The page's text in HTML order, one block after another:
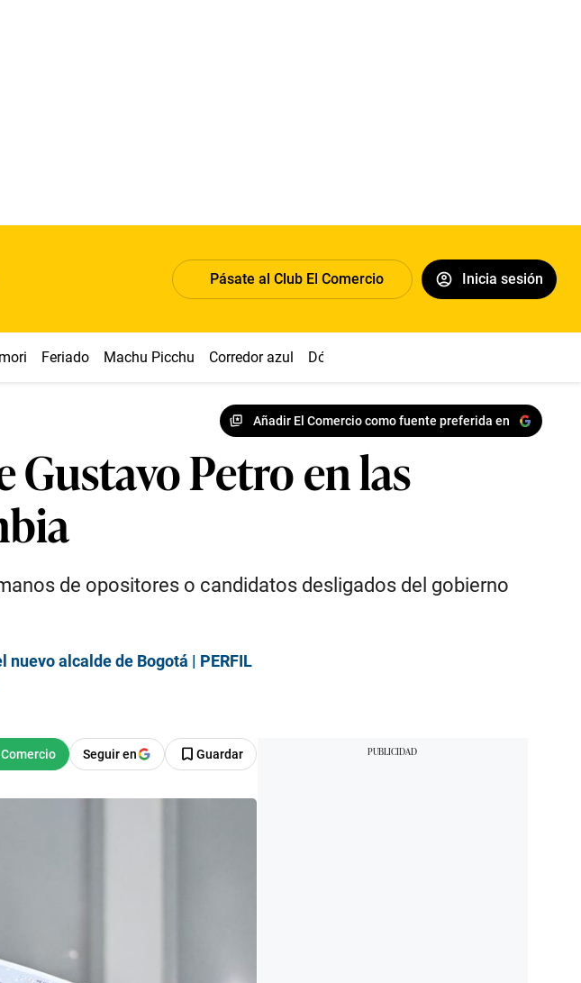
Pásate al Club El Comercio Inicia sesión
Feriado Machu Picchu Corredor azul Dólar
Añadir El Comercio como fuente preferida en
Petro en las
de opositores o candidatos desligados del gobierno
alcalde de Bogotá | PERFIL
Seguir en Guardar